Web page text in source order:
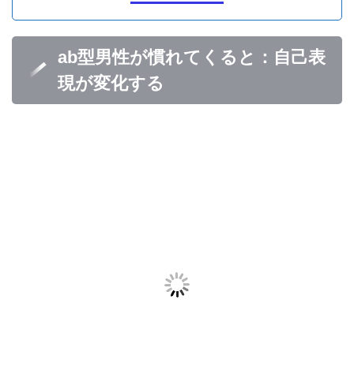
ab型男性が慣れてくると：自己表
現が変化する